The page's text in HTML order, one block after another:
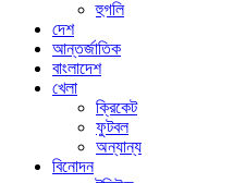
হুগলি
দেশ
আন্তর্জাতিক
বাংলাদেশ
খেলা
ক্রিকেট
ফুটবল
অন্যান্য
বিনোদন